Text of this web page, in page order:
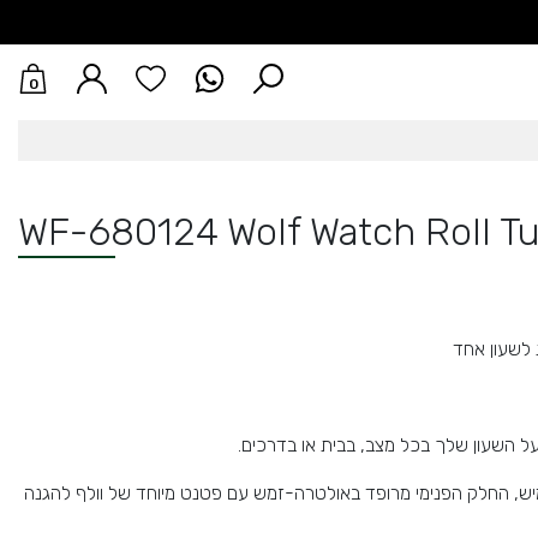
0
WF-680124 Wolf Watch Roll
אחד
על השעון שלך בכל מצב, בבית או בדרכים.
החלק הפנימי מרופד באולטרה-זמש עם פטנט מיוחד של וולף להגנה